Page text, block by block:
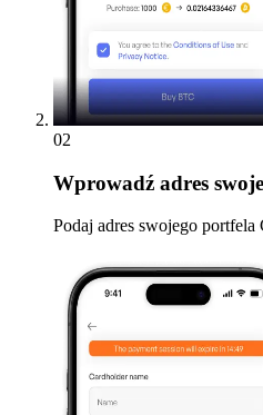
02
Wprowadź adres
Podaj adres swojego